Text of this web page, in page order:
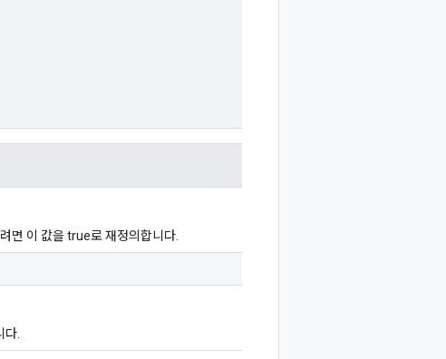
면 이 값을 true로 재정의합니다.
.